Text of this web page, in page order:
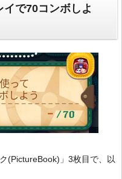
で70コンボしよ
(PictureBook)」3枚目で、以